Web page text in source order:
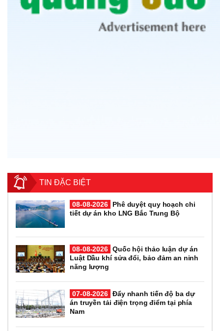
TIN ĐẶC BIỆT
08-08-2026
Phê duyệt quy hoạch chi
tiết dự án kho LNG Bắc Trung Bộ
08-08-2026 Quốc hội thảo luận dự án
Luật Dầu khí sửa đổi, bảo đảm an ninh
năng lượng
07-08-2026 Đẩy nhanh tiến độ ba dự
án truyền tải điện trọng điểm tại phía
Nam